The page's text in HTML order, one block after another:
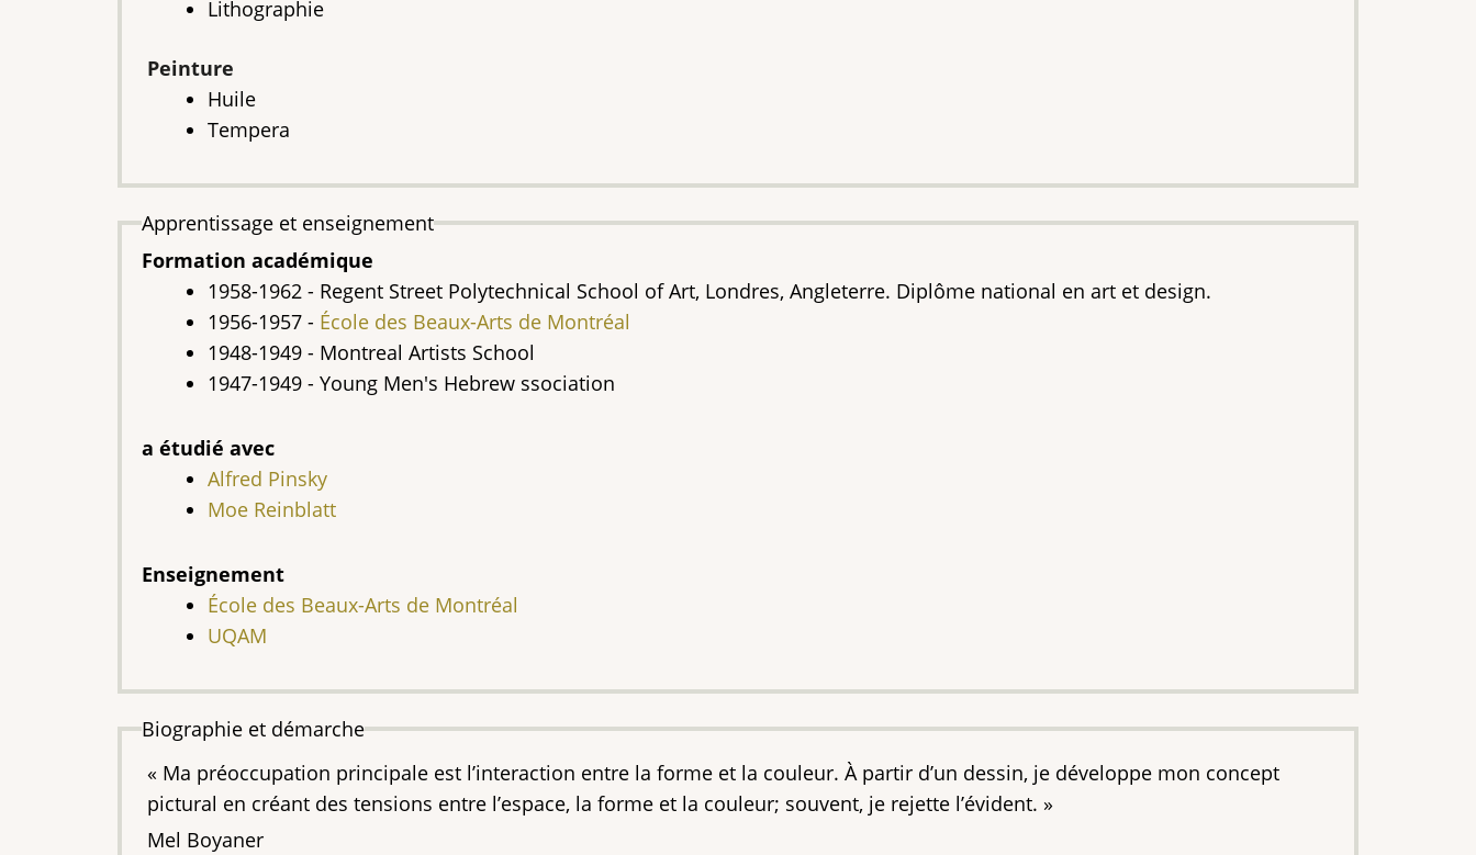
Lithographie
Peinture
Huile
Tempera
Apprentissage et enseignement
Formation académique
1958-1962 - Regent Street Polytechnical School of Art, Londres, Angleterre. Diplôme national en art et design.
1956-1957 - École des Beaux-Arts de Montréal
1948-1949 - Montreal Artists School
1947-1949 - Young Men's Hebrew ssociation
a étudié avec
Alfred Pinsky
Moe Reinblatt
Enseignement
École des Beaux-Arts de Montréal
UQAM
Biographie et démarche
« Ma préoccupation principale est l’interaction entre la forme et la couleur. À partir d’un dessin, je développe mon concept
pictural en créant des tensions entre l’espace, la forme et la couleur; souvent, je rejette l’évident. »
Mel Boyaner